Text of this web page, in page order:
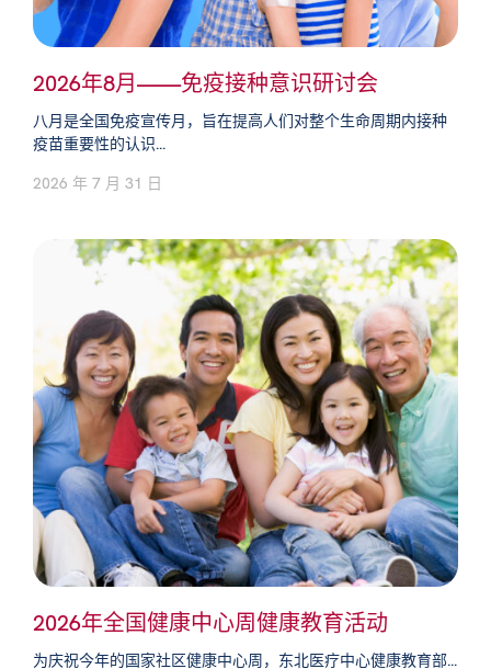
2026年8月——免疫接种意识研讨会
八月是全国免疫宣传月，旨在提高人们对整个生命周期内接种
疫苗重要性的认识...
2026 年 7 月 31 日
2026年全国健康中心周健康教育活动
为庆祝今年的国家社区健康中心周，东北医疗中心健康教育部...